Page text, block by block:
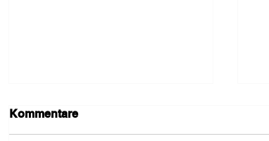
Kommentare